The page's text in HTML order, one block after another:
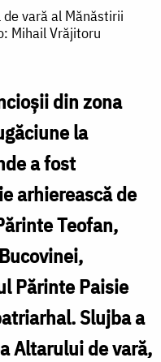
vară al Mănăstirii
Mihail Vrăjitoru
din zona
la
a fost
arhierească de
Teofan,
Părinte Paisie
Slujba a
Altarului de vară,